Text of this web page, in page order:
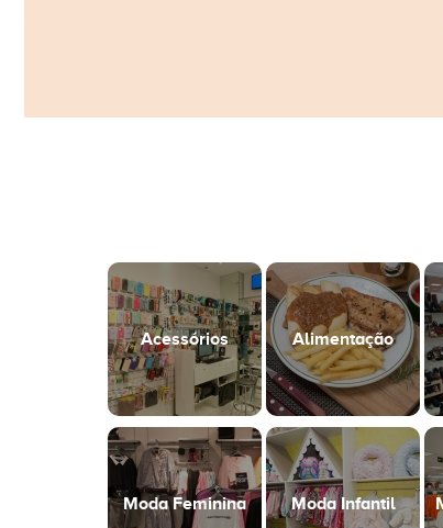
Acessórios Alimentação
Moda Feminina Moda Infantil